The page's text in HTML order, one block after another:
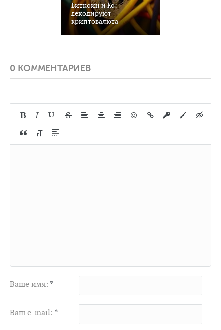
Биткоин и Ко:
декодируют
криптовалюта
0 КОММЕНТАРИЕВ
Ваше имя: *
Ваш e-mail: *